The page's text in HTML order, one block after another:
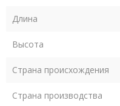
Длина
Высота
Страна происхождения
Страна производства